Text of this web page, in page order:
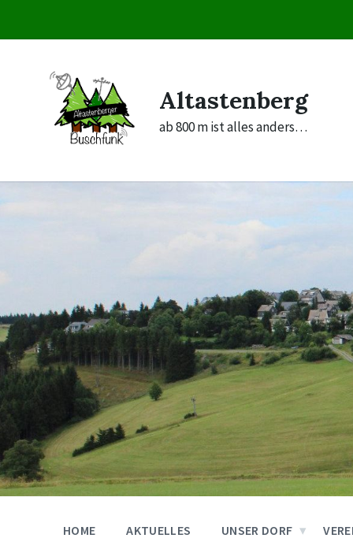
content
main
footer
Altastenberg
ab 800 m ist alles anders…
HOME AKTUELLES UNSER DORF